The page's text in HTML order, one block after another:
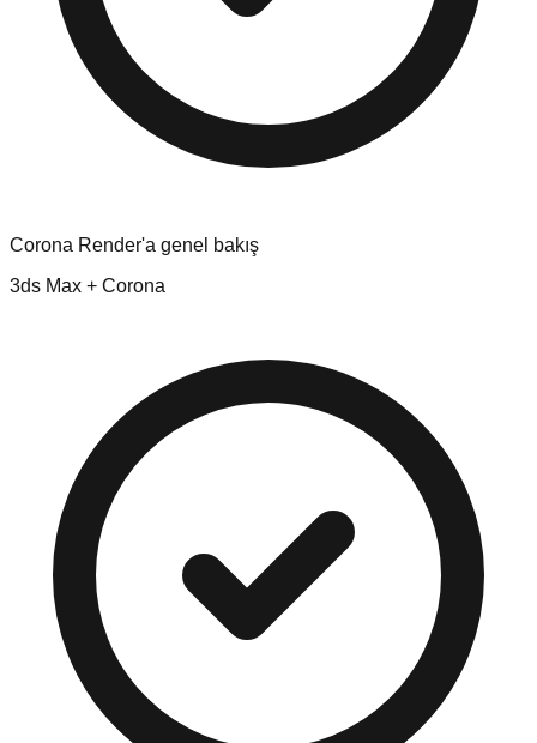
Corona Render'a genel bakış
3ds Max + Corona